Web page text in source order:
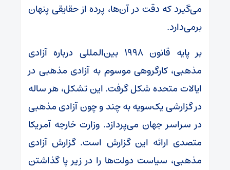
می‌گیرد که دقت در آن‌ها، پرده از حقایقی پنهان
برمی‌دارد.
بر پایه قانون ۱۹۹۸ بین‌المللی درباره آزادی
مذهبی، کارگروهی موسوم به آزادی مذهبی در
ایالات متحده شکل گرفت. این تشکل، هر ساله
در گزارشی یک‌سویه به چند و چون آزادی مذهبی
در سراسر جهان می‌پردازد. وزارت خارجه آمریکا
متصدی ارائه این گزارش است. گزارش آزادی
مذهبی، سیاست دولت‌ها را در زیر‌ پا گذاشتن